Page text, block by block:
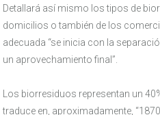
Detallará así mismo los tipos de
domicilios o también de los
adecuada “se inicia con la
un aprovechamiento final”.
Los biorresiduos representan un
traduce en, aproximadamente,